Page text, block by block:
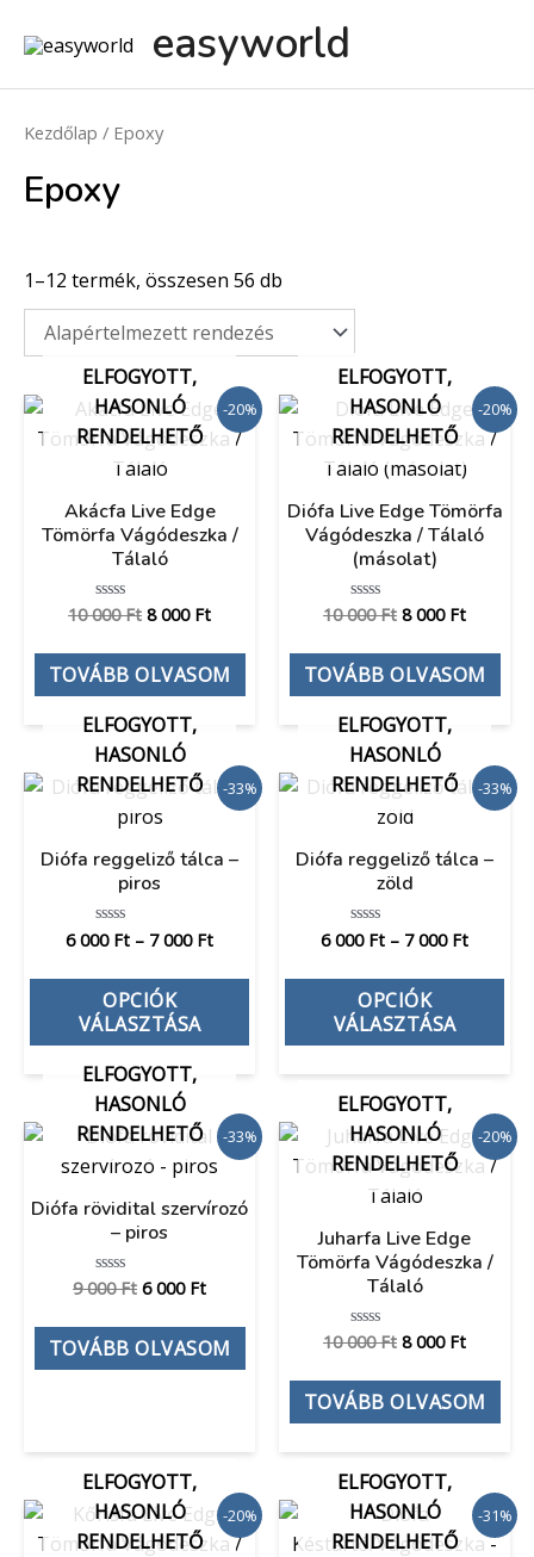
easyworld
Kezdőlap / Epoxy
Epoxy
1–12 termék, összesen 56 db
-20%
ELFOGYOTT,
HASONLÓ
RENDELHETŐ
Akácfa Live Edge
Tömörfa Vágódeszka /
Tálaló
Értékelés:
5
10 000Ft 8 000 Ft
TOVÁBB OLVASOM
-20%
ELFOGYOTT,
HASONLÓ
RENDELHETŐ
Diófa Live Edge Tömörfa
Vágódeszka / Tálaló
(másolat)
Értékelés:
5
10 000Ft 8 000 Ft
TOVÁBB OLVASOM
-33%
ELFOGYOTT,
HASONLÓ
RENDELHETŐ
Diófa reggeliző tálca –
piros
Értékelés:
0
5
6 000 Ft – 7 000 Ft
OPCIÓK
VÁLASZTÁSA
-33%
ELFOGYOTT,
HASONLÓ
RENDELHETŐ
Diófa reggeliző tálca –
zöld
Értékelés:
0
5
6 000 Ft – 7 000 Ft
OPCIÓK
VÁLASZTÁSA
-33%
ELFOGYOTT,
HASONLÓ
RENDELHETŐ
Diófa rövidital szervírozó
– piros
Értékelés:
5
9 000Ft 6 000 Ft
TOVÁBB OLVASOM
-20%
ELFOGYOTT,
HASONLÓ
RENDELHETŐ
Juharfa Live Edge
Tömörfa Vágódeszka /
Tálaló
Értékelés:
5
10 000Ft 8 000 Ft
TOVÁBB OLVASOM
-20%
ELFOGYOTT,
HASONLÓ
RENDELHETŐ
-31%
ELFOGYOTT,
HASONLÓ
RENDELHETŐ